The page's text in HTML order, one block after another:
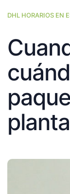
DHL HORARIOS EN